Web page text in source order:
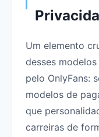
Um elemento
desses
pelo OnlyFans:
modelos de
que
carreiras de